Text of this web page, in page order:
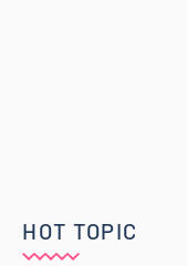
HOT TOPIC